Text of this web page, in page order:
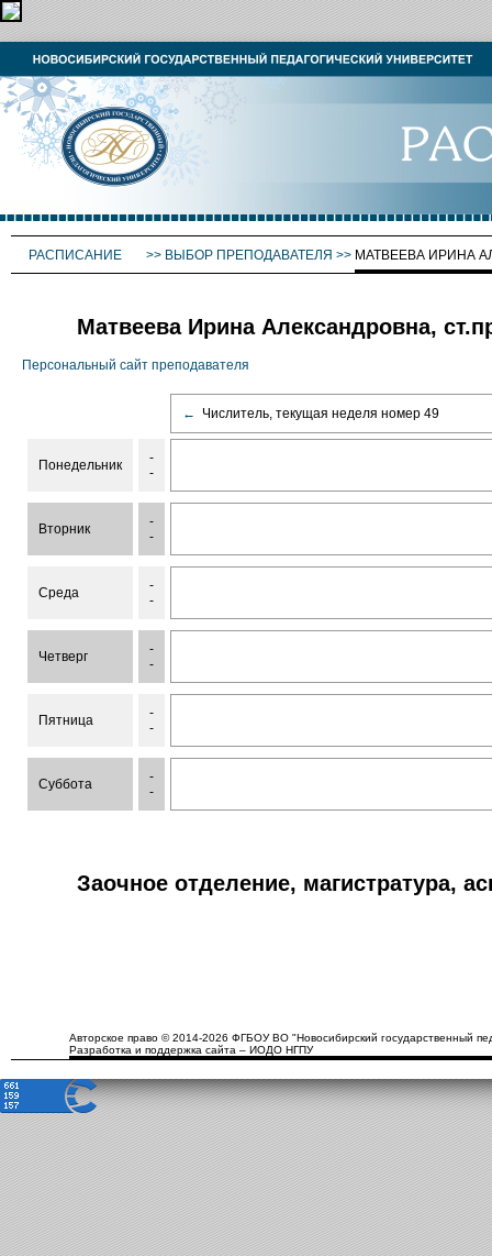
РАСПИСАНИЕ >> ВЫБОР ПРЕПОДАВАТЕЛЯ >> МАТВЕЕВА ИРИНА
Матвеева Ирина Александровна,
Персональный сайт преподавателя
← Числитель, текущая неделя номер 49
Понедельник
-
-
Вторник
-
-
Среда
-
-
Четверг
-
-
Пятница
-
-
Суббота
-
-
Заочное отделение, магистратура,
Авторское право © 2014-2026 ФГБОУ ВО "Новосибирский государственный
Разработка и поддержка сайта – ИОДО НГПУ